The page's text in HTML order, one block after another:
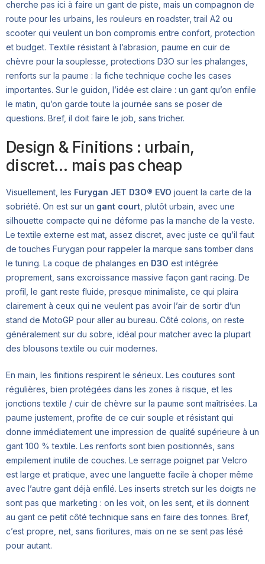
cherche pas ici à faire un gant de piste, mais un compagnon de
route pour les urbains, les rouleurs en roadster, trail A2 ou
scooter qui veulent un bon compromis entre confort, protection
et budget. Textile résistant à l’abrasion, paume en cuir de
chèvre pour la souplesse, protections D3O sur les phalanges,
renforts sur la paume : la fiche technique coche les cases
importantes. Sur le guidon, l’idée est claire : un gant qu’on enfile
le matin, qu’on garde toute la journée sans se poser de
questions. Bref, il doit faire le job, sans tricher.
Design & Finitions : urbain,
discret… mais pas cheap
Visuellement, les Furygan JET D3O® EVO jouent la carte de la
sobriété. On est sur un gant court , plutôt urbain, avec une
silhouette compacte qui ne déforme pas la manche de la veste.
Le textile externe est mat, assez discret, avec juste ce qu’il faut
de touches Furygan pour rappeler la marque sans tomber dans
le tuning. La coque de phalanges en D3O est intégrée
proprement, sans excroissance massive façon gant racing. De
profil, le gant reste fluide, presque minimaliste, ce qui plaira
clairement à ceux qui ne veulent pas avoir l’air de sortir d’un
stand de MotoGP pour aller au bureau. Côté coloris, on reste
généralement sur du sobre, idéal pour matcher avec la plupart
des blousons textile ou cuir modernes.
En main, les finitions respirent le sérieux. Les coutures sont
régulières, bien protégées dans les zones à risque, et les
jonctions textile / cuir de chèvre sur la paume sont maîtrisées. La
paume justement, profite de ce cuir souple et résistant qui
donne immédiatement une impression de qualité supérieure à un
gant 100 % textile. Les renforts sont bien positionnés, sans
empilement inutile de couches. Le serrage poignet par Velcro
est large et pratique, avec une languette facile à choper même
avec l’autre gant déjà enfilé. Les inserts stretch sur les doigts ne
sont pas que marketing : on les voit, on les sent, et ils donnent
au gant ce petit côté technique sans en faire des tonnes. Bref,
c’est propre, net, sans fioritures, mais on ne se sent pas lésé
pour autant.